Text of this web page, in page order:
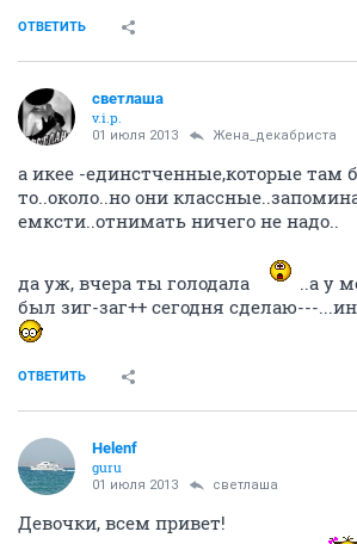
ОТВЕТИТЬ
светлаша
v.i.p.
01 июля 2013 Жена_декабриста
а икее -единстченные,которые там
то..около..но они
емксти..отнимать ничего не надо..
да уж, вчера ты голодала
..а у
был зиг-заг++ сегодня сделаю---
ОТВЕТИТЬ
Helenf
guru
01 июля 2013 светлаша
Девочки, всем привет!